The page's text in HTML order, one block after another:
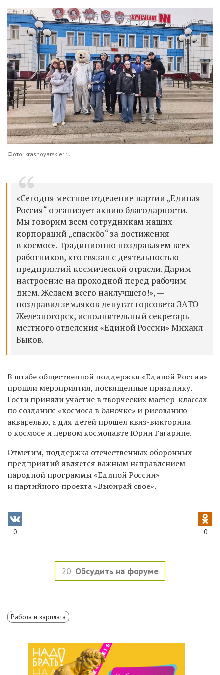
Фото: krasnoyarsk.er.ru
«Сегодня местное отделение партии „Единая
Россия“ организует акцию благодарности.
Мы говорим всем сотрудникам наших
корпораций „спасибо“ за достижения
в космосе. Традиционно поздравляем всех
работников, кто связан с деятельностью
предприятий космической отрасли. Дарим
настроение на проходной перед рабочим
днем. Желаем всего наилучшего!», —
поздравил земляков депутат горсовета ЗАТО
Железногорск, исполнительный секретарь
местного отделения «Единой России» Михаил
Быков.
В штабе общественной поддержки «Единой России»
прошли мероприятия, посвященные празднику.
Гости приняли участие в творческих мастер-классах
по созданию «космоса в баночке» и рисованию
акварелью, а для детей прошел квиз-викторина
о космосе и первом космонавте Юрии Гагарине.
Отметим, поддержка отечественных оборонных
предприятий является важным направлением
народной программы «Единой России»
и партийного проекта «Выбирай свое».
0 0
20 Обсудить на форуме
Работа и зарплата